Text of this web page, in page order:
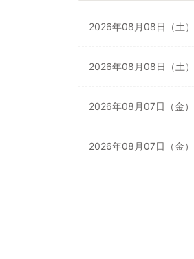
2026年08月08日（土）
2026年08月08日（土）
2026年08月07日（金）
2026年08月07日（金）